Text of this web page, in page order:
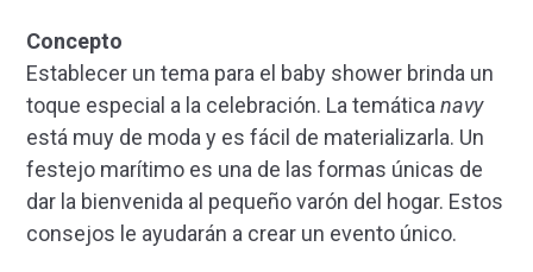
Concepto
Establecer un tema para el baby shower brinda un
toque especial a la celebración. La temática navy
está muy de moda y es fácil de materializarla. Un
festejo marítimo es una de las formas únicas de
dar la bienvenida al pequeño varón del hogar. Estos
consejos le ayudarán a crear un evento único.